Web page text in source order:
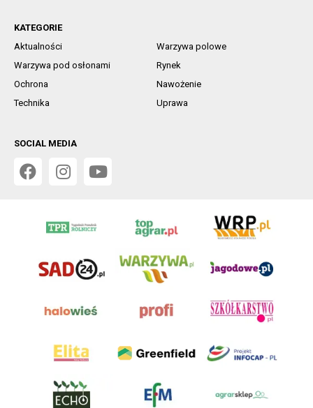
KATEGORIE
Aktualności
Warzywa polowe
Warzywa pod osłonami
Rynek
Ochrona
Nawożenie
Technika
Uprawa
SOCIAL MEDIA